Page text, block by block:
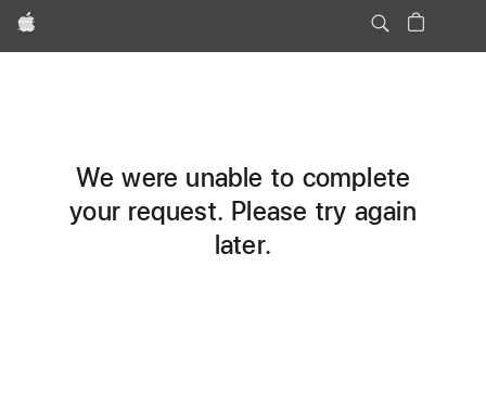
Apple
We were unable to complete
your request. Please try again
later.